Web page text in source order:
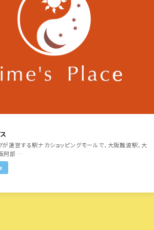
が運営する駅ナカショッピングモールで、大阪難波駅、大
阿部 …